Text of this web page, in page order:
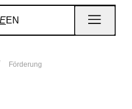
EN
Förderung